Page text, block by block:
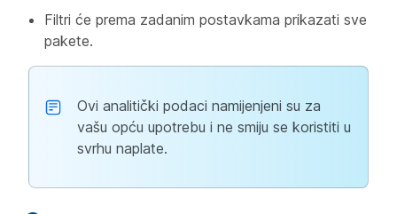
Filtri će prema zadanim postavkama prikazati sve
pakete.
Ovi analitički podaci namijenjeni su za
vašu opću upotrebu i ne smiju se koristiti u
svrhu naplate.